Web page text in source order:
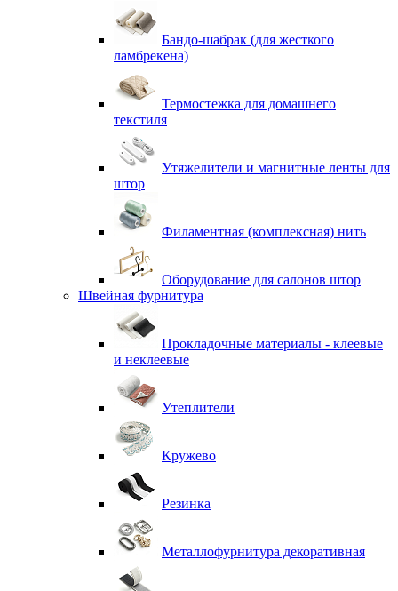
Бандо-шабрак (для жесткого
ламбрекена)
Термостежка для домашнего
текстиля
Утяжелители и магнитные ленты для
штор
Филаментная (комплексная) нить
Оборудование для салонов штор
Швейная фурнитура
Прокладочные материалы - клеевые
и неклеевые
Утеплители
Кружево
Резинка
Металлофурнитура декоративная